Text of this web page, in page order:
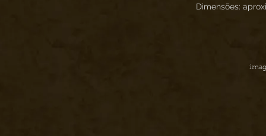
Dimensões: